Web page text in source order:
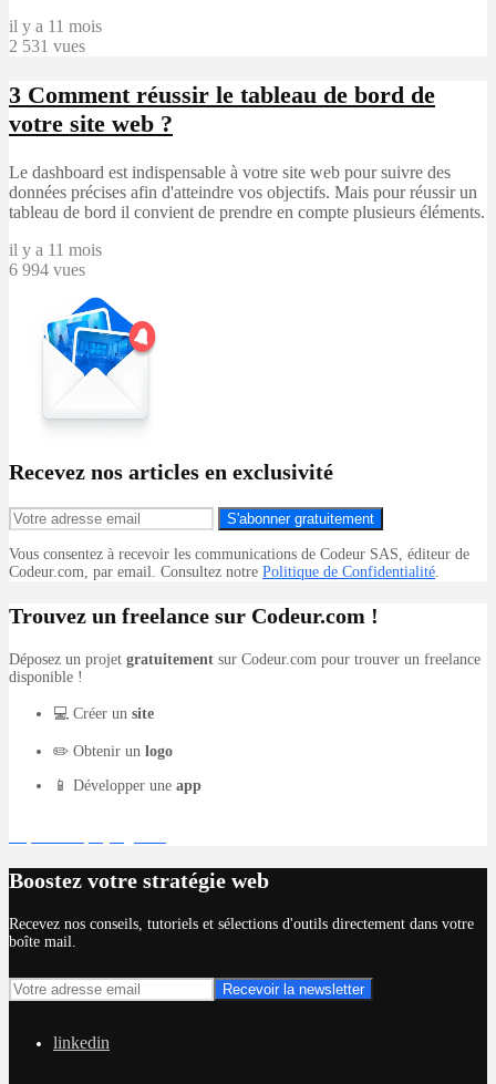
il y a 11 mois
2 531 vues
3 Comment réussir le tableau de bord de
votre site web ?
Le dashboard est indispensable à votre site web pour suivre des
données précises afin d'atteindre vos objectifs. Mais pour réussir un
tableau de bord il convient de prendre en compte plusieurs éléments.
il y a 11 mois
6 994 vues
Recevez nos articles en exclusivité
S'abonner gratuitement
Vous consentez à recevoir les communications de Codeur SAS, éditeur de
Codeur.com, par email. Consultez notre Politique de Confidentialité.
Trouvez un freelance sur Codeur.com !
Déposez un projet gratuitement sur Codeur.com pour trouver un freelance
disponible !
💻 Créer un site
✏️ Obtenir un logo
📱 Développer une app
Boostez votre stratégie web
Recevez nos conseils, tutoriels et sélections d'outils directement dans votre
boîte mail.
linkedin